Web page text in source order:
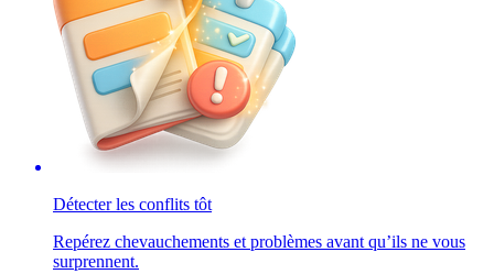
Détecter les conflits tôt
Repérez chevauchements et problèmes avant qu’ils ne vous
surprennent.